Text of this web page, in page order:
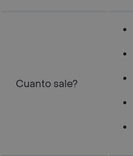
Cuanto sale?